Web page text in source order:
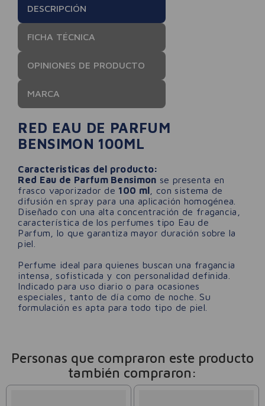
DESCRIPCIÓN
FICHA TÉCNICA
OPINIONES DE PRODUCTO
MARCA
RED EAU DE PARFUM
BENSIMON 100ML
Caracteristicas del producto:
Red Eau de Parfum Bensimon se presenta en
frasco vaporizador de 100 ml , con sistema de
difusión en spray para una aplicación homogénea.
Diseñado con una alta concentración de fragancia,
característica de los perfumes tipo Eau de
Parfum , lo que garantiza mayor duración sobre la
piel.
Perfume ideal para quienes buscan una fragancia
intensa, sofisticada y con personalidad definida.
Indicado para uso diario o para ocasiones
especiales, tanto de día como de noche. Su
formulación es apta para todo tipo de piel.
Personas que compraron este producto
también compraron: